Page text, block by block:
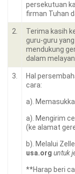
persekutuan
firman Tuhan
2.
Terima kasih
guru-guru
mendukung
dalam
3.
Hal
cara:
a).
a). Mengirim
(ke alamat
b). Melalui
usa.org untuk
**Harap beri